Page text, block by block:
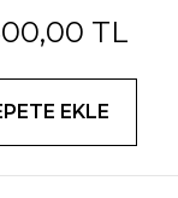
TL
EKLE